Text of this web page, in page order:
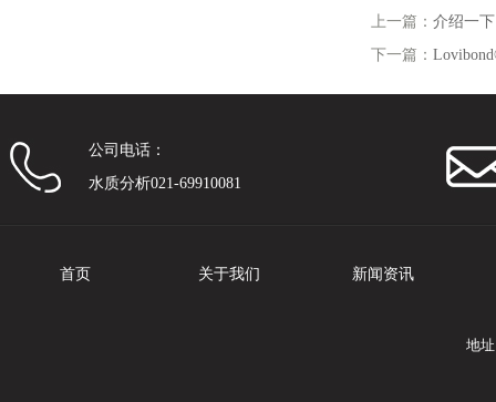
上一篇： 介绍一
下一篇：
公司电话：
水质分析021-69910081
首页 关于我们 新闻资讯
地